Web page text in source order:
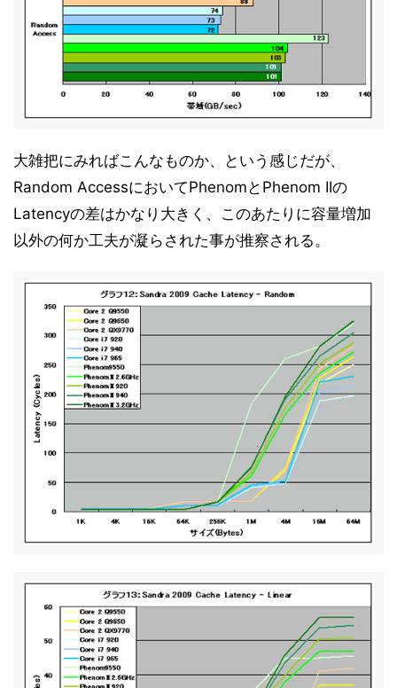
大雑把にみればこんなものか、という感じだが、
Random AccessにおいてPhenomとPhenom IIの
Latencyの差はかなり大きく、このあたりに容量増加
以外の何か工夫が凝らされた事が推察される。